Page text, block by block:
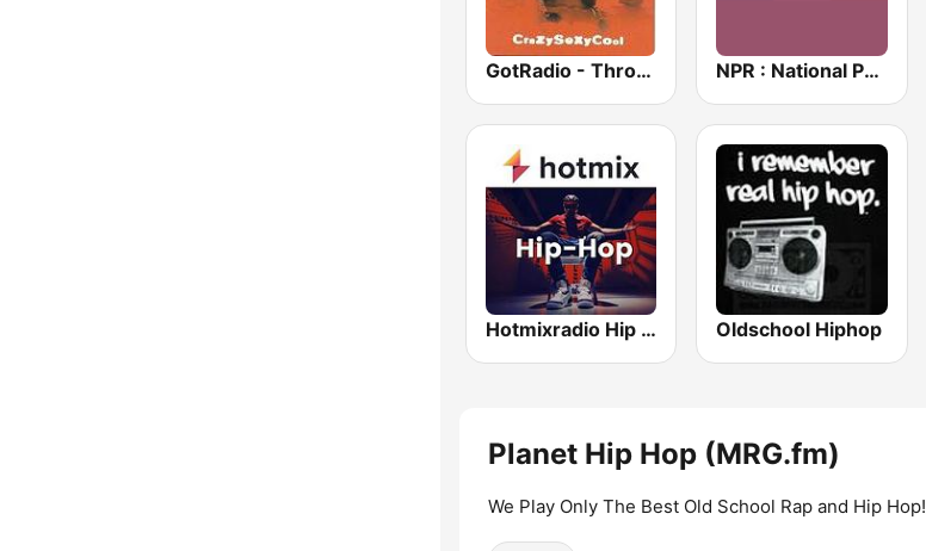
GotRadio - Throwback Jamz NPR : National Public Radio
Hotmixradio Hip Hop Oldschool Hiphop
Planet Hip Hop (MRG.fm)
We Play Only The Best Old School Rap and Hip Hop!